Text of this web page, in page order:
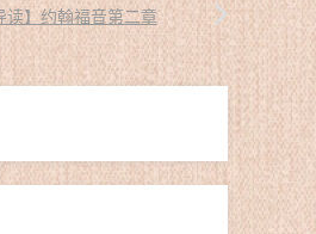
读】约翰福音第二章